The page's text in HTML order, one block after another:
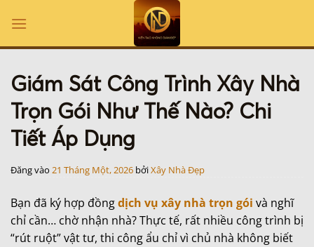
qua
nội
Giám Sát Công Trình Xây Nhà
Trọn Gói Như Thế Nào? Chi
Tiết Áp Dụng
Đăng vào 21 Tháng Một, 2026 bởiXây Nhà Đẹp
Bạn đã ký hợp đồngdịch vụ xây nhà trọn gói và nghĩ
chỉ cần… chờ nhận nhà? Thực tế, rất nhiều công trình bị
“rút ruột” vật tư, thi công ẩu chỉ vì chủ nhà không biết